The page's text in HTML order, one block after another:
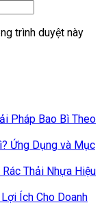
trình duyệt này
Pháp Bao Bì Theo
Ứng Dụng và Mục
Thải Nhựa Hiệu
Ích Cho Doanh